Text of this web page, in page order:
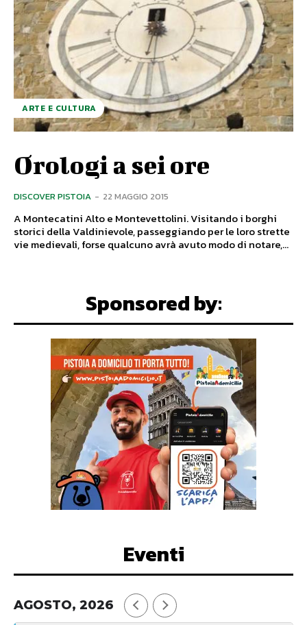
ARTE E CULTURA
Orologi a sei ore
DISCOVER PISTOIA - 22 MAGGIO 2015
A Montecatini Alto e Montevettolini. Visitando i borghi
storici della Valdinievole, passeggiando per le loro strette
vie medievali, forse qualcuno avrà avuto modo di notare,...
Sponsored by:
Eventi
AGOSTO, 2026